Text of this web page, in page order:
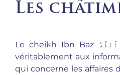
Les
Le cheikh Ibn Baz
véritablement aux
qui concerne les affaires